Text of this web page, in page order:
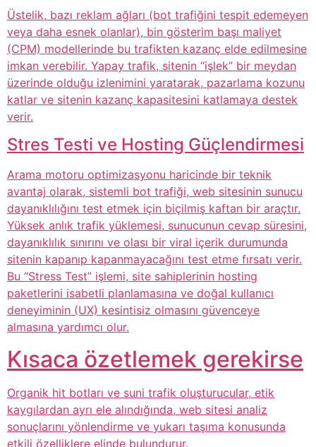
Üstelik, bazı reklam ağları (bot trafiğini tespit edemeyen
veya daha esnek olanlar), bin gösterim başı maliyet
(CPM) modellerinde bu trafikten kazanç elde edilmesine
imkan verebilir. Yapay trafik, sitenin “işlek” bir meydan
üzerinde olduğu izlenimini yaratarak, pazarlama kozunu
katlar ve sitenin kazanç kapasitesini katlamaya destek
verir.
Stres Testi ve Hosting Güçlendirmesi
Arama motoru optimizasyonu haricinde bir teknik
avantaj olarak, sistemli bot trafiği, web sitesinin sunucu
dayanıklılığını test etmek için biçilmiş kaftan bir araçtır.
Yüksek anlık trafik yüklemesi, sunucunun cevap süresini,
dayanıklılık sınırını ve olası bir viral içerik durumunda
sitenin kapanıp kapanmayacağını test etme fırsatı verir.
Bu “Stress Test” işlemi, site sahiplerinin hosting
paketlerini isabetli planlamasına ve doğal kullanıcı
deneyiminin (UX) kesintisiz olmasını güvenceye
almasına yardımcı olur.
Kısaca özetlemek gerekirse
Organik hit botları ve suni trafik oluşturucular, etik
kaygılardan ayrı ele alındığında, web sitesi analiz
sonuçlarını yönlendirme ve yukarı taşıma konusunda
etkili özelliklere elinde bulundurur.